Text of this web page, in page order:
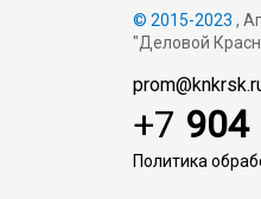
© 2015-2023 ,
"Деловой
+7 904
Политика